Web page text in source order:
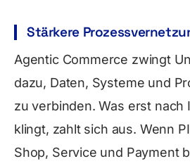
Stärkere
Agentic Commerce zwingt
dazu, Daten, Systeme und
zu verbinden. Was erst nach
klingt, zahlt sich aus. Wenn
Shop, Service und Payment